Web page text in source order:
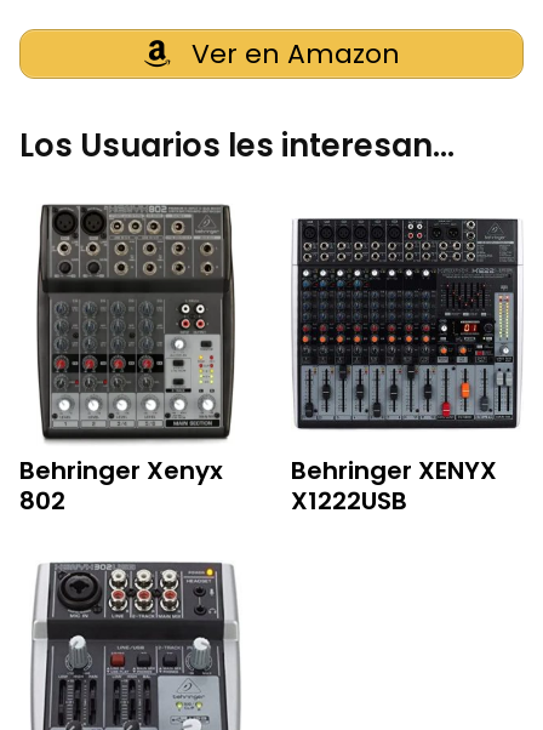
Ver en Amazon
Los Usuarios les interesan…
Behringer Xenyx
802
Behringer XENYX
X1222USB